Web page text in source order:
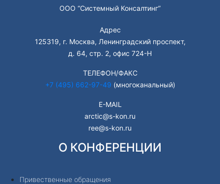
ООО “Системный Консалтинг”
Адрес
125319, г. Москва, Ленинградский проспект,
д. 64, стр. 2, офис 724-Н
ТЕЛЕФОН/ФАКС
+7 (495) 662-97-49 (многоканальный)
E-MAIL
arctic@s-kon.ru
ree@s-kon.ru
О КОНФЕРЕНЦИИ
Привественные обращения